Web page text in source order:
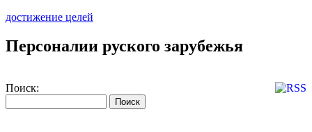
достижение целей
Персоналии руского зарубежья
Поиск: